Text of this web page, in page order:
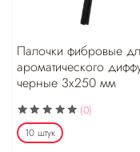
Палочки фибровые
ароматического
черные 3х250 мм
(0)
10 штук